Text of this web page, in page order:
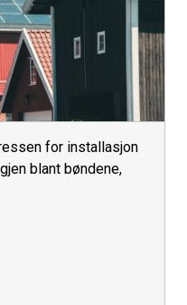
for installasjon
blant bøndene,